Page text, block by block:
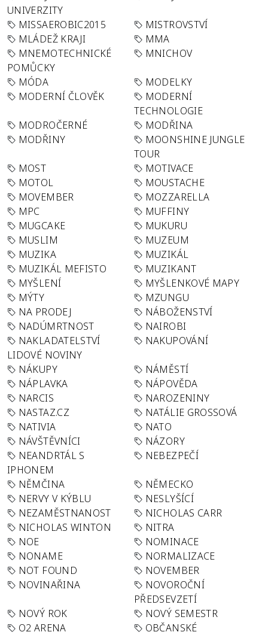
UNIVERZITY
MISSAEROBIC2015
MISTROVSTVÍ
MLÁDEŽ KRAJI
MMA
MNEMOTECHNICKÉ
POMŮCKY
MNICHOV
MÓDA
MODELKY
MODERNÍ ČLOVĚK
MODERNÍ
TECHNOLOGIE
MODROČERNÉ
MODŘINA
MODŘINY
MOONSHINE JUNGLE
TOUR
MOST
MOTIVACE
MOTOL
MOUSTACHE
MOVEMBER
MOZZARELLA
MPC
MUFFINY
MUGCAKE
MUKURU
MUSLIM
MUZEUM
MUZIKA
MUZIKÁL
MUZIKÁL MEFISTO
MUZIKANT
MYŠLENÍ
MYŠLENKOVÉ MAPY
MÝTY
MZUNGU
NA PRODEJ
NÁBOŽENSTVÍ
NADÚMRTNOST
NAIROBI
NAKLADATELSTVÍ
LIDOVÉ NOVINY
NAKUPOVÁNÍ
NÁKUPY
NÁMĚSTÍ
NÁPLAVKA
NÁPOVĚDA
NARCIS
NAROZENINY
NASTAZ.CZ
NATÁLIE GROSSOVÁ
NATIVIA
NATO
NÁVŠTĚVNÍCI
NÁZORY
NEANDRTÁL S
IPHONEM
NEBEZPEČÍ
NĚMČINA
NĚMECKO
NERVY V KÝBLU
NESLYŠÍCÍ
NEZAMĚSTNANOST
NICHOLAS CARR
NICHOLAS WINTON
NITRA
NOE
NOMINACE
NONAME
NORMALIZACE
NOT FOUND
NOVEMBER
NOVINAŘINA
NOVOROČNÍ
PŘEDSEVZETÍ
NOVÝ ROK
NOVÝ SEMESTR
O2 ARENA
OBČANSKÉ